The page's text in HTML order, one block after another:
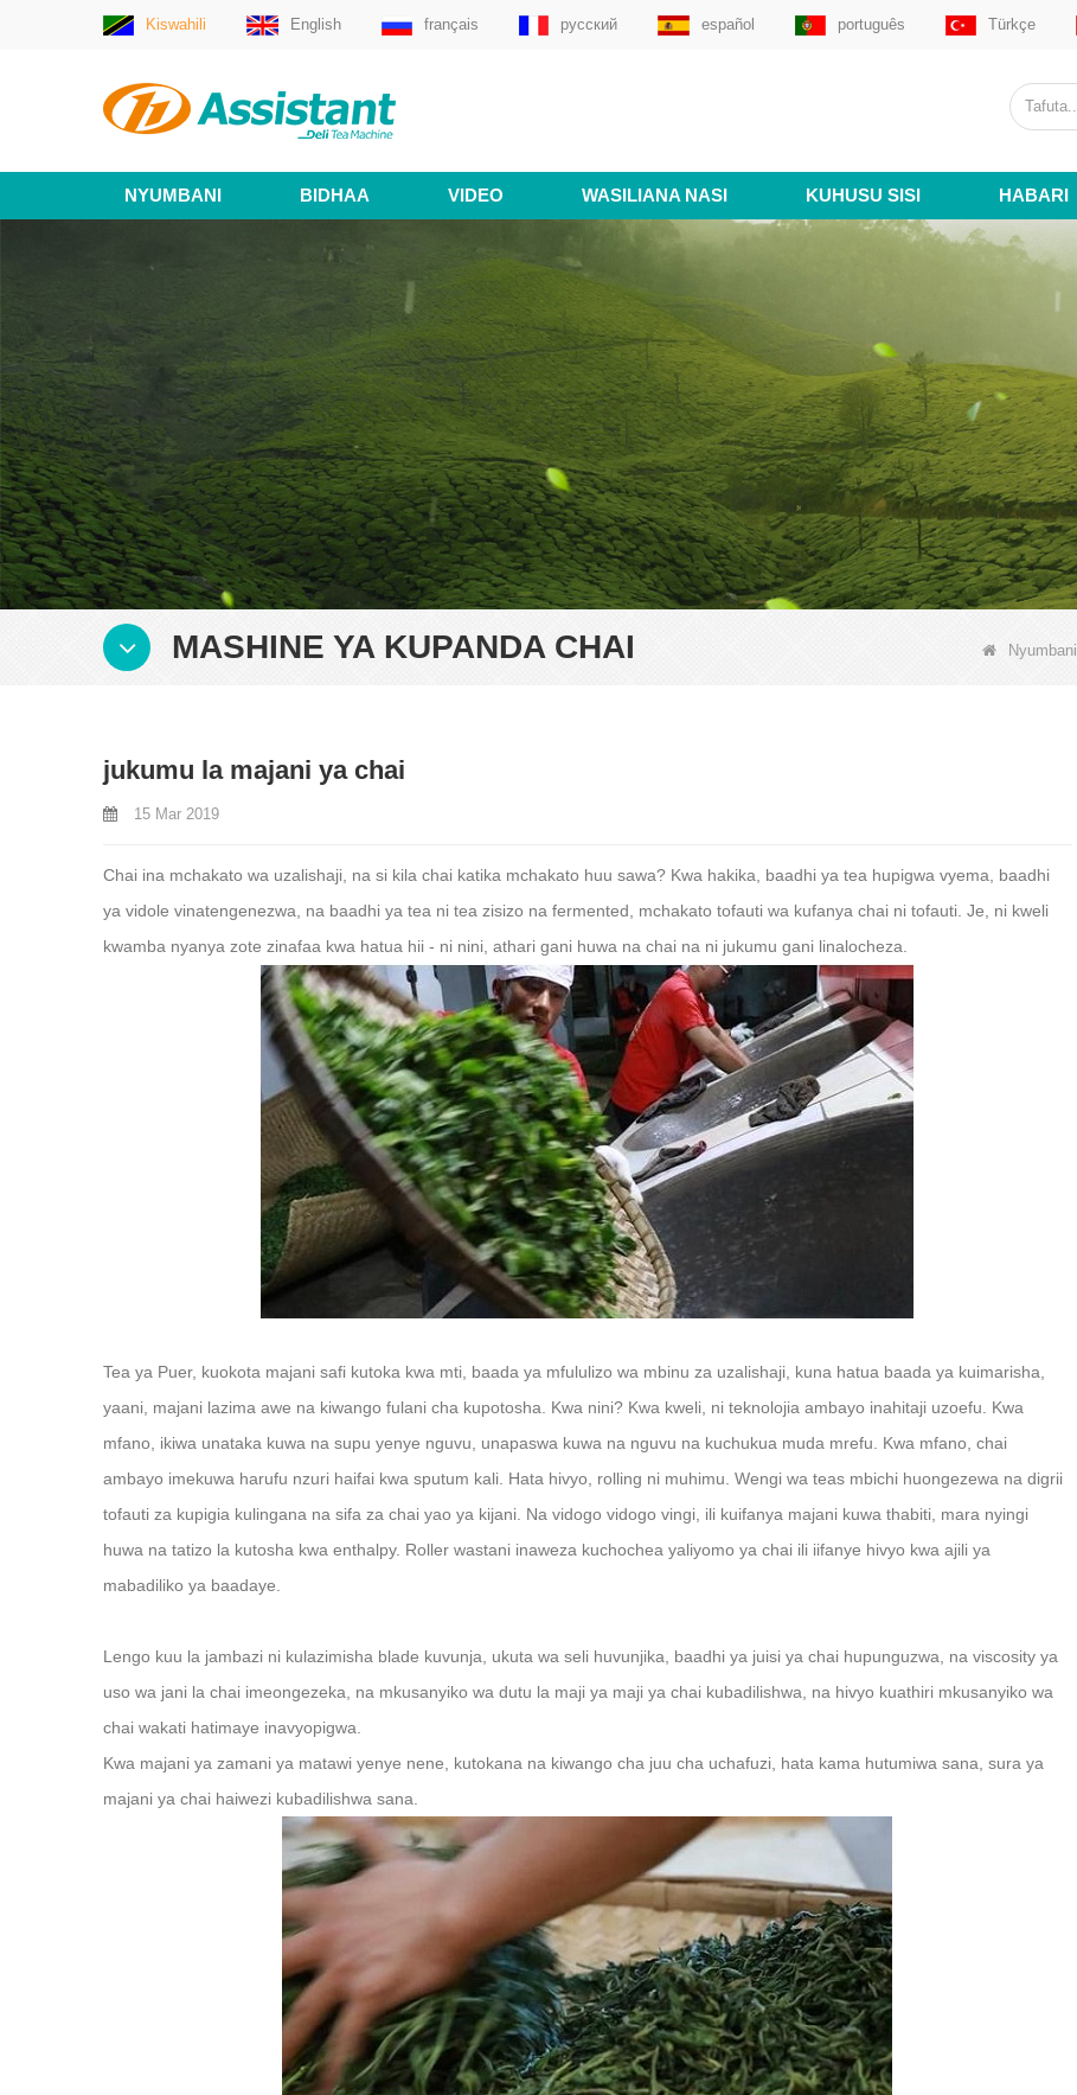
Kiswahili English français русский español português Türkçe
NYUMBANI BIDHAA VIDEO WASILIANA NASI KUHUSU SISI HABARI
MASHINE YA KUPANDA CHAI Nyumbani
jukumu la majani ya chai
15 Mar 2019
Chai ina mchakato wa uzalishaji, na si kila chai katika mchakato huu sawa? Kwa hakika, baadhi ya tea hupigwa vyema, baadhi
ya vidole vinatengenezwa, na baadhi ya tea ni tea zisizo na fermented, mchakato tofauti wa kufanya chai ni tofauti. Je, ni kweli
kwamba nyanya zote zinafaa kwa hatua hii - ni nini, athari gani huwa na chai na ni jukumu gani linalocheza.
Tea ya Puer, kuokota majani safi kutoka kwa mti, baada ya mfululizo wa mbinu za uzalishaji, kuna hatua baada ya kuimarisha,
yaani, majani lazima awe na kiwango fulani cha kupotosha. Kwa nini? Kwa kweli, ni teknolojia ambayo inahitaji uzoefu. Kwa
mfano, ikiwa unataka kuwa na supu yenye nguvu, unapaswa kuwa na nguvu na kuchukua muda mrefu. Kwa mfano, chai
ambayo imekuwa harufu nzuri haifai kwa sputum kali. Hata hivyo, rolling ni muhimu. Wengi wa teas mbichi huongezewa na digrii
tofauti za kupigia kulingana na sifa za chai yao ya kijani. Na vidogo vidogo vingi, ili kuifanya majani kuwa thabiti, mara nyingi
huwa na tatizo la kutosha kwa enthalpy. Roller wastani inaweza kuchochea yaliyomo ya chai ili iifanye hivyo kwa ajili ya
mabadiliko ya baadaye.
Lengo kuu la jambazi ni kulazimisha blade kuvunja, ukuta wa seli huvunjika, baadhi ya juisi ya chai hupunguzwa, na viscosity ya
uso wa jani la chai imeongezeka, na mkusanyiko wa dutu la maji ya maji ya chai kubadilishwa, na hivyo kuathiri mkusanyiko wa
chai wakati hatimaye inavyopigwa.
Kwa majani ya zamani ya matawi yenye nene, kutokana na kiwango cha juu cha uchafuzi, hata kama hutumiwa sana, sura ya
majani ya chai haiwezi kubadilishwa sana.